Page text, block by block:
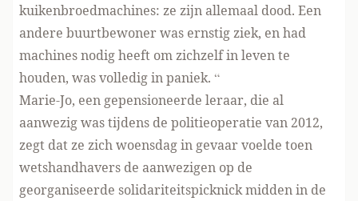
kuikenbroedmachines: ze zijn allemaal dood. Een
andere buurtbewoner was ernstig ziek, en had
machines nodig heeft om zichzelf in leven te
houden, was volledig in paniek. “
Marie-Jo, een gepensioneerde leraar, die al
aanwezig was tijdens de politieoperatie van 2012,
zegt dat ze zich woensdag in gevaar voelde toen
wetshandhavers de aanwezigen op de
georganiseerde solidariteitspicknick midden in de